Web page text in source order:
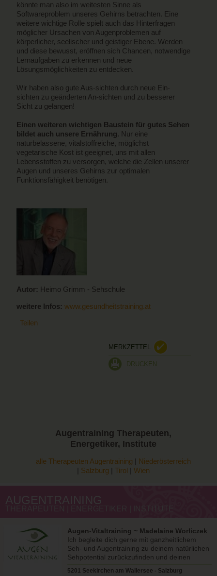
könnte man also im weitesten Sinne als
Softwareproblem unseres Gehirns betrachten. Eine
weitere wichtige Rolle spielt auch das Hinterfragen
möglicher Ursachen von Augenproblemen auf
körperlicher, seelischer und geistiger Ebene. Werden
und diese bewusst, eröffnen sich Chancen, notwendige
Lernaufgaben zu erkennen und neue
Lösungsmöglichkeiten zu entdecken.
Wir haben also gute Aus-sichten durch neue Ein-
sichten zu geänderten An-sichten und zu besserer
Sicht zu gelangen!
Einen weiteren wichtigen Baustein für gutes Sehen
bildet auch unsere Ernährung. Nur eine
naturbelassene, vitalstoffreiche, möglichst
vegetarische Kost ist geeignet, uns mit allen
Lebensstoffen zu versorgen, welche die Zellen unserer
Augen und unseres Gehirns zur optimalen
Funktionsfähigkeit benötigen.
Autor: Heimo Grimm - Sehschule
weitere Infos: www.gesundheitstraining.at
Teilen
MERKZETTEL
DRUCKEN
Augentraining Therapeuten,
Energetiker, Institute
alle Therapeuten Augentraining
Niederösterreich
Salzburg Tirol Wien
AUGENTRAINING
Augen-Vitaltraining ~ Madelaine Worliczek
Ich begleite dich gerne mit ganzheitlichem
Seh- und Augentraining zu deinem natürlichen
Sehpotential zurückzufinden und deinen
5201 Seekirchen am Wallersee - Salzburg